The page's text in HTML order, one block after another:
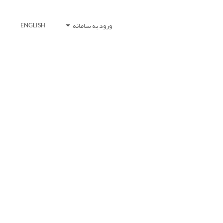
ورود به سامانه ENGLISH